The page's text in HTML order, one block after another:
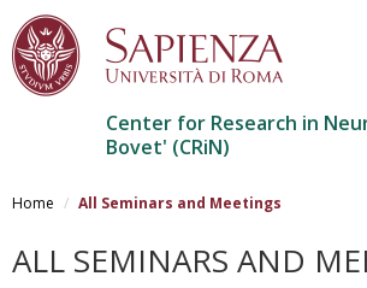
al
principale
Center for Research in
Bovet' (CRiN)
Home All Seminars and Meetings
ALL SEMINARS AND